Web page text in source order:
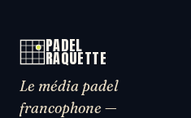
PADEL
RAQUETTE
Le média padel
francophone —